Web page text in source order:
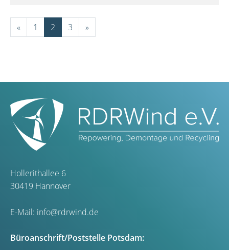
« 1 2 3 »
Hollerithallee 6
30419 Hannover
E-Mail: info@rdrwind.de
Büroanschrift/Poststelle Potsdam: